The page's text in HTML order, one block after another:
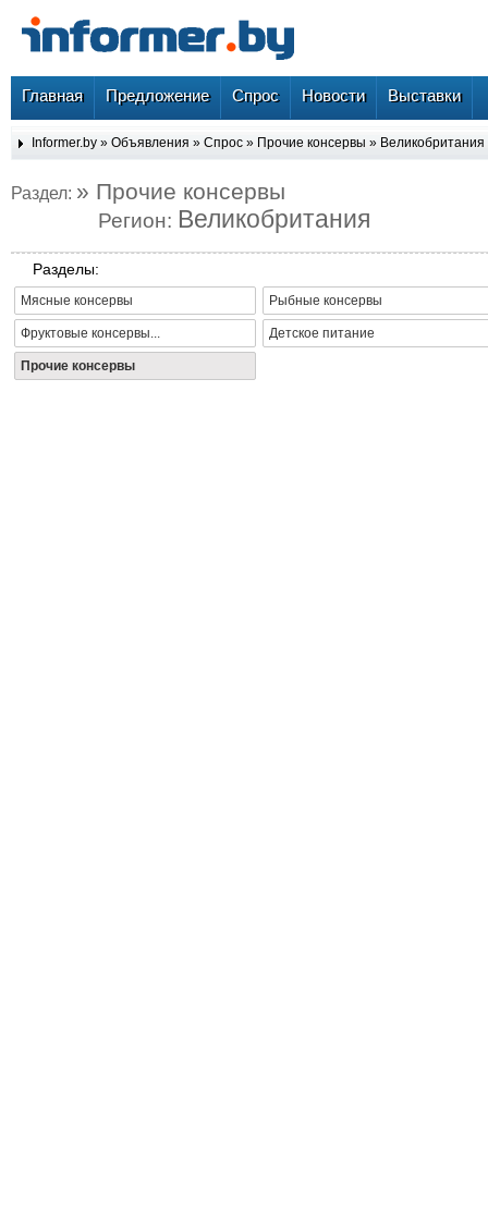
Главная Предложение Спрос Новости Выставки
Informer.by » Объявления » Спрос » Прочие консервы » Великобритания
Раздел: » Прочие консервы
Регион: Великобритания
Разделы:
Мясные консервы Рыбные консервы
Фруктовые консервы... Детское питание
Прочие консервы